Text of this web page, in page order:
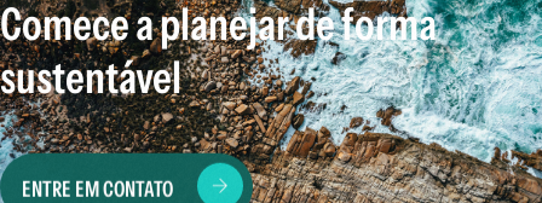
Comece a planejar de forma
sustentável
ENTRE EM CONTATO